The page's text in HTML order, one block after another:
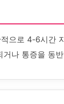
으로 4-6시간
거나 통증을 동